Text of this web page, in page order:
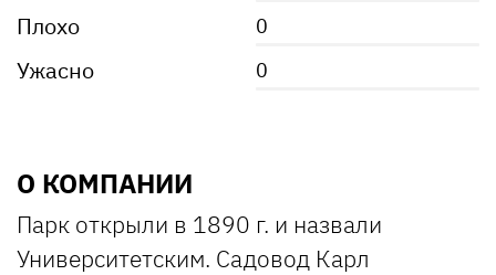
Плохо 0
Ужасно 0
О КОМПАНИИ
Парк открыли в 1890 г. и назвали
Университетским. Садовод Карл